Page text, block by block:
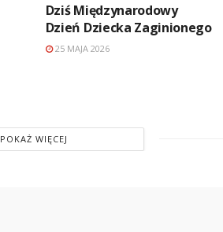
Dziś Międzynarodowy
Dzień Dziecka Zaginionego
25 MAJA 2026
POKAŻ WIĘCEJ